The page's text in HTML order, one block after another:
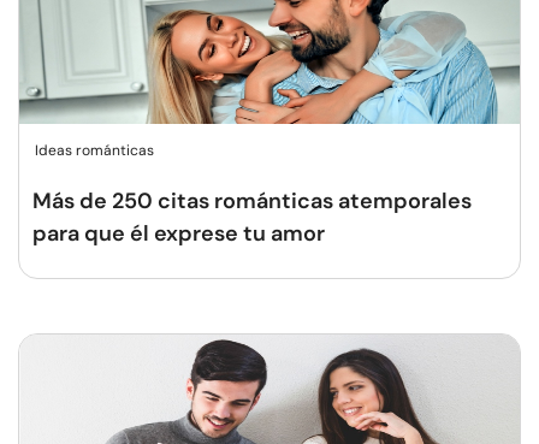
Ideas románticas
Más de 250 citas románticas atemporales
para que él exprese tu amor